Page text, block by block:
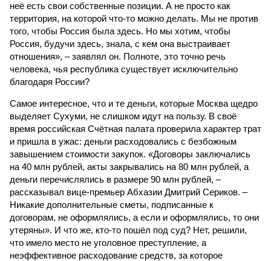
неё есть свои собственные позиции. А не просто как
территория, на которой что-то можно делать. Мы не против
того, чтобы Россия была здесь. Но мы хотим, чтобы
Россия, будучи здесь, знала, с кем она выстраивает
отношения», – заявлял он. Полноте, это точно речь
человека, чья республика существует исключительно
благодаря России?
Самое интересное, что и те деньги, которые Москва щедро
выделяет Сухуми, не слишком идут на пользу. В своё
время российская Счётная палата проверила характер трат
и пришла в ужас: деньги расходовались с безбожным
завышением стоимости закупок. «Договоры заключались
на 40 млн рублей, акты закрывались на 80 млн рублей, а
деньги перечислялись в размере 90 млн рублей, –
рассказывал вице-премьер Абхазии Дмитрий Сериков. –
Никакие дополнительные сметы, подписанные к
договорам, не оформлялись, а если и оформлялись, то они
утеряны». И что же, кто-то пошёл под суд? Нет, решили,
что имело место не уголовное преступление, а
неэффективное расходование средств, за которое